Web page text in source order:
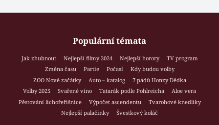
Populární témata
Jak zhubnout Nejlepší filmy 2024 Nejlepší horory
TV program
Změna času
Partie Počasí
Kdy budou volby
ZOO Nové začátky
Auto – katalog
7 pádů Honzy Dědka
Volby 2025
Svařené víno Tatarák podle Pohlreicha
Aloe vera
Pěstování lichořeřišnice
Výpočet ascendentu
Tvarohové knedlíky
Nejlepší palačinky
Švestkový koláč